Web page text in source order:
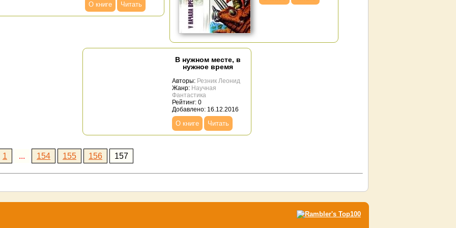
О книге Читать
В нужном месте, в
нужное время
Авторы: Резник Леонид
Жанр: Научная
Фантастика
Рейтинг: 0
Добавлено: 16.12.2016
О книге Читать
1 ... 154 155 156 157